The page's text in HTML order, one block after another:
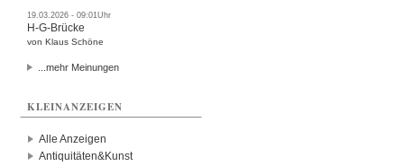
19.03.2026 - 09:01Uhr
H-G-Brücke
von Klaus Schöne
...mehr Meinungen
KLEINANZEIGEN
Alle Anzeigen
Antiquitäten&Kunst